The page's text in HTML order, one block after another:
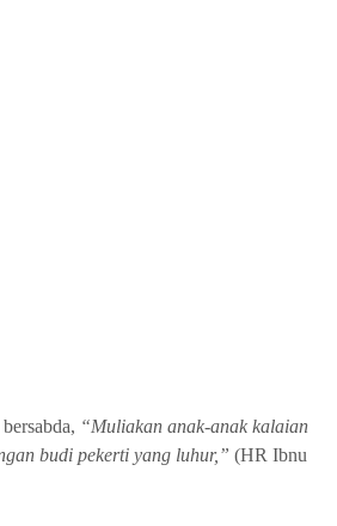
“Muliakan anak-anak kalaian
budi pekerti yang luhur,” (HR Ibnu